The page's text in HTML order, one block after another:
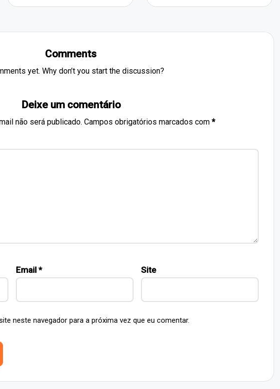
Comments
yet. Why don’t you start the discussion?
Deixe um comentário
não será publicado. Campos obrigatórios marcados com *
Email * Site
neste navegador para a próxima vez que eu comentar.